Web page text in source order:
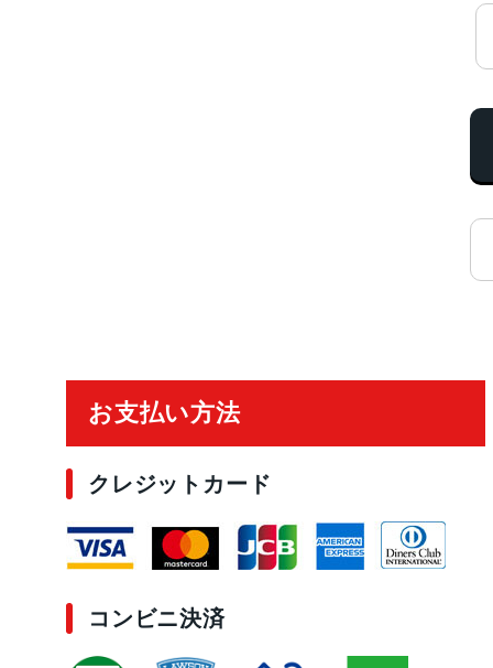
お支払い方法
クレジットカード
コンビニ決済